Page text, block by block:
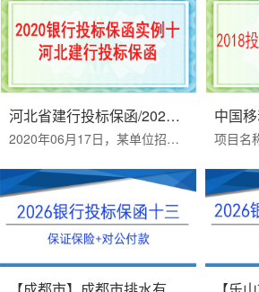
河北省建行投标保函/2020年投标保...
2020年06月17日，某单位招标文件要求提供非深圳建行出具的投标保函，最后客户选择我单位为其出具河北建行的投标保函。办理投标保函需要资料：1 投标人公司营业执照扫描件（...